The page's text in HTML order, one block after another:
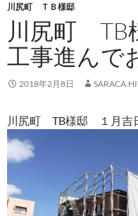
川尻町 ＴＢ様邸
川尻町 TB
工事進んで
2018年2月8日
川尻町 TB様邸 １月吉